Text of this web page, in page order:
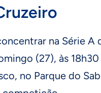
na Série A
(27), às 18h30
no Parque do